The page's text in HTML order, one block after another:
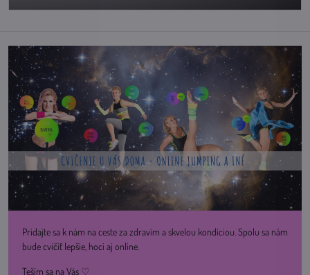
Pridajte sa k nám na ceste za zdravím a skvelou kondíciou. Spolu sa nám
bude cvičiť lepšie, hoci aj online.
Teším sa na Vás ♡